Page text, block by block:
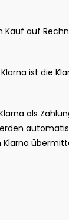
Kauf auf
ist die
als